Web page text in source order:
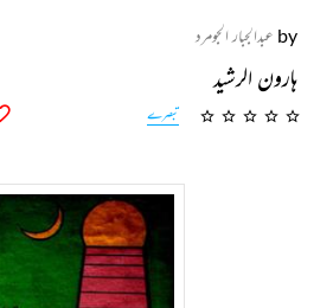
by عبدالجبار الجومرد
ہارون الرشید
تبصرے